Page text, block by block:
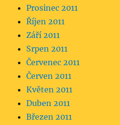
Prosinec 2011
Říjen 2011
Září 2011
Srpen 2011
Červenec 2011
Červen 2011
Květen 2011
Duben 2011
Březen 2011